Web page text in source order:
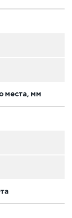
места, мм